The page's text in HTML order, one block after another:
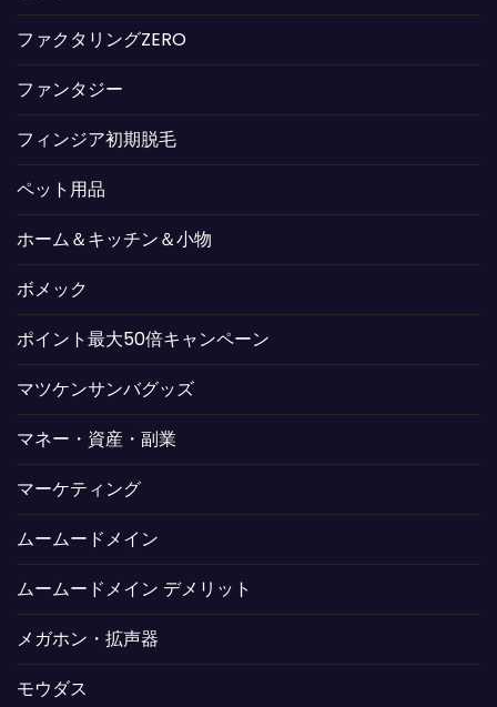
ファクタリングZERO
ファンタジー
フィンジア初期脱毛
ペット用品
ホーム＆キッチン＆小物
ボメック
ポイント最大50倍キャンペーン
マツケンサンバグッズ
マネー・資産・副業
マーケティング
ムームードメイン
ムームードメイン デメリット
メガホン・拡声器
モウダス